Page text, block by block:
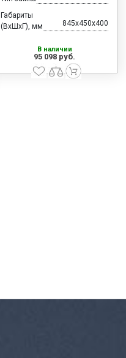
Габариты
(ВхШхГ), мм
845x450x400
В наличии
95 098 руб.